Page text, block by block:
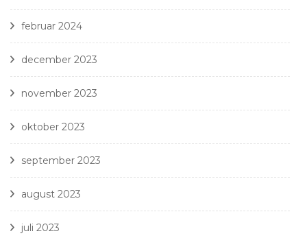
februar 2024
december 2023
november 2023
oktober 2023
september 2023
august 2023
juli 2023